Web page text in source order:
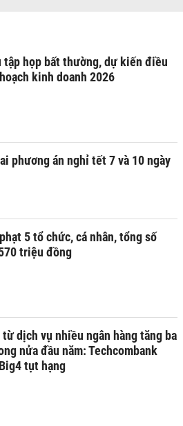
tập họp bất thường, dự kiến điều
kinh doanh 2026
phương án nghỉ tết 7 và 10 ngày
5 tổ chức, cá nhân, tổng số
triệu đồng
dịch vụ nhiều ngân hàng tăng ba
nửa đầu năm: Techcombank
tụt hạng